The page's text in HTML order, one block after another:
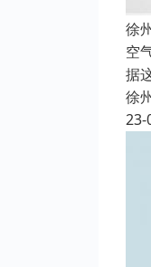
徐
空
据
徐
23-